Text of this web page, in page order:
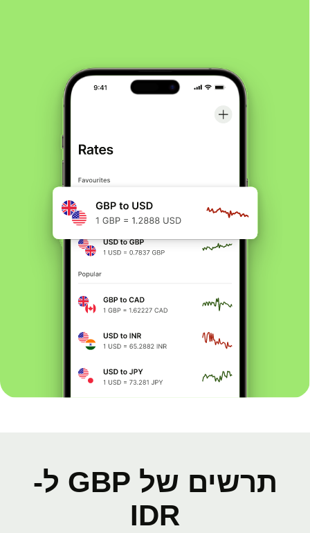
תרשים של GBP ל-
IDR